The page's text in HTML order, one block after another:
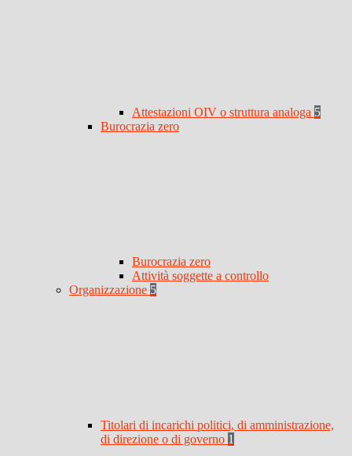
Attestazioni OIV o struttura analoga 5
Burocrazia zero
Burocrazia zero
Attività soggette a controllo
Organizzazione 5
Titolari di incarichi politici, di amministrazione,
di direzione o di governo 1